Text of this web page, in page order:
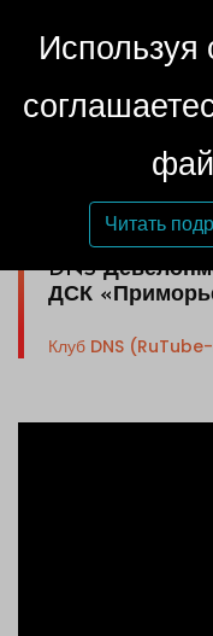
Читать
DNS
ДСК
Клуб DNS